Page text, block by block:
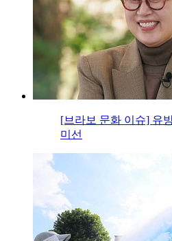
[브라보 문화 이슈] 유
미선